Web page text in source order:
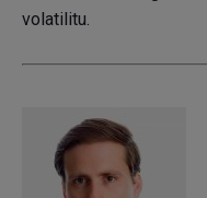
volatilitu.